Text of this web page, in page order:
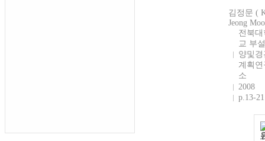
김정문 (
Jeong
전북대
교 부
양및경
계획연
소
2008
p.13-21